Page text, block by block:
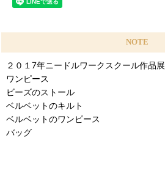
NOTE
２０１7年ニードルワークスクール作品展
ワンピース
ビーズのストール
ベルベットのキルト
ベルベットのワンピース
バッグ